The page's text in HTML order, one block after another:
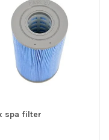
spa filter